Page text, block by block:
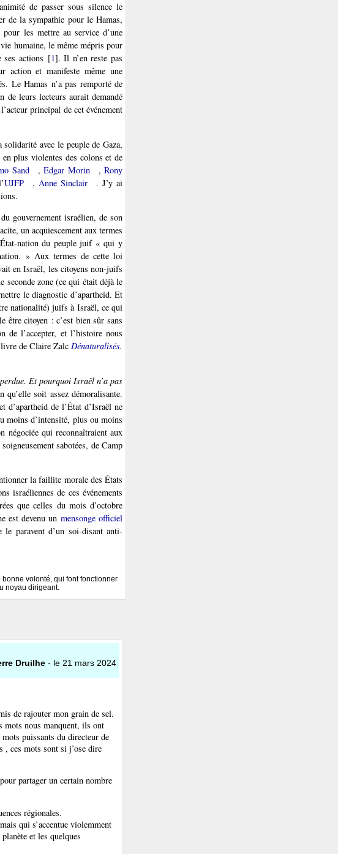
de passer sous silence le
de la sympathie pour le Hamas,
les mettre au service d’une
humaine, le même mépris pour
actions [1]. Il n’en reste pas
action et manifeste même une
Le Hamas n’a pas remporté de
leurs lecteurs aurait demandé
principal de cet événement
avec le peuple de Gaza,
plus violentes des colons et de
Sand ,Edgar Morin ,Rony
UJFP , Anne Sinclair
. J’y ai
gouvernement israélien, de son
un acquiescement aux termes
nation du peuple juif « qui y
» Aux termes de cette loi
en Israël, les citoyens non-juifs
seconde zone (ce qui était déjà le
le diagnostic d’apartheid. Et
nationalité) juifs à Israël, ce qui
être citoyen : c’est bien sûr sans
de l’accepter, et l’histoire nous
livre de Claire Zalc Dénaturalisés.
Et pourquoi Israël n’a pas
soit assez démoralisante.
d’apartheid de l’État d’Israël ne
moins d’intensité, plus ou moins
négociée qui reconnaîtraient aux
sabotées, de Camp
la faillite morale des États
israéliennes de ces événements
que celles du mois d’octobre
est devenu un mensonge officiel
paravent d’un soi-disant anti-
volonté, qui font fonctionner
noyau dirigeant.
Druilhe - le 21 mars 2024
de rajouter mon grain de sel.
mots nous manquent, ils ont
puissants du directeur de
, ces mots sont si j’ose dire
partager un certain nombre
régionales.
qui s’accentue violemment
et les quelques